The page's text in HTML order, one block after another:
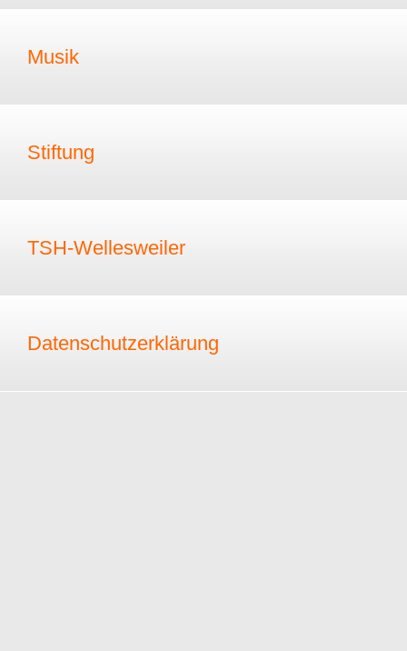
Musik
Stiftung
TSH-Wellesweiler
Datenschutzerklärung